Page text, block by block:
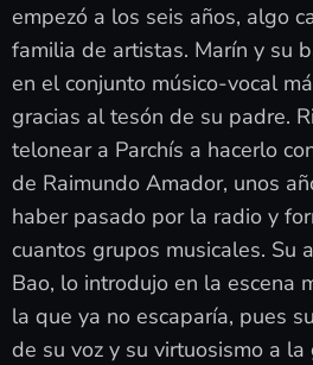
empezó a los seis años, algo
familia de artistas. Marín y su
en el conjunto músico-vocal
gracias al tesón de su padre.
telonear a Parchís a hacerlo
de Raimundo Amador, unos
haber pasado por la radio y
cuantos grupos musicales. Su
Bao, lo introdujo en la escena
la que ya no escaparía, pues
de su voz y su virtuosismo a